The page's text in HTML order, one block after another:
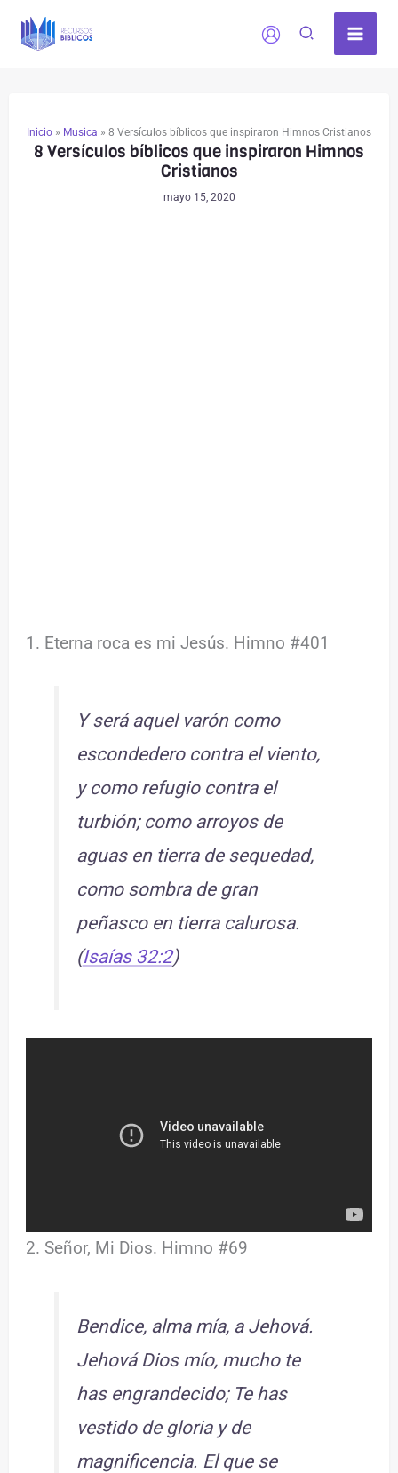
Inicio » Musica » 8 Versículos bíblicos que inspiraron Himnos Cristianos
8 Versículos bíblicos que inspiraron Himnos
Cristianos
mayo 15, 2020
1. Eterna roca es mi Jesús. Himno #401
Y será aquel varón como
escondedero contra el viento,
y como refugio contra el
turbión; como arroyos de
aguas en tierra de sequedad,
como sombra de gran
peñasco en tierra calurosa.
(Isaías 32:2)
2. Señor, Mi Dios. Himno #69
Bendice, alma mía, a Jehová.
Jehová Dios mío, mucho te
has engrandecido; Te has
vestido de gloria y de
magnificencia. El que se